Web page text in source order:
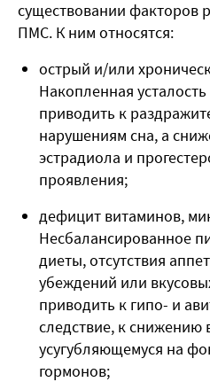
существовании факторов
ПМС. К ним относятся:
острый и/или
Накопленная
приводить к
нарушениям сна, а
эстрадиола и
проявления;
дефицит витаминов,
Несбалансированное
диеты, отсутствия
убеждений или
приводить к гипо- и
следствие, к снижению
усугубляющемуся на
гормонов;